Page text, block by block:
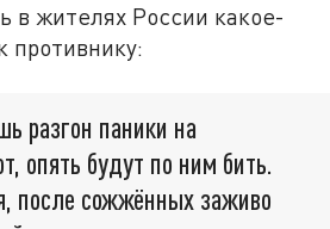
в жителях России какое-
противнику:
разгон паники на
опять будут по ним бить.
после сожжённых заживо